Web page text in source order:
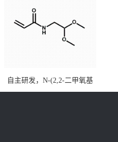
自主研发，N-(2,2-二甲氧基
乙基)丙烯酰胺CAS号49707-